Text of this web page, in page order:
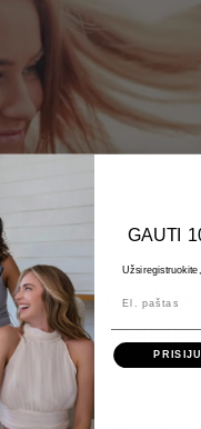
turėtų daryti
ir
su moterų plaukų
GAUTI